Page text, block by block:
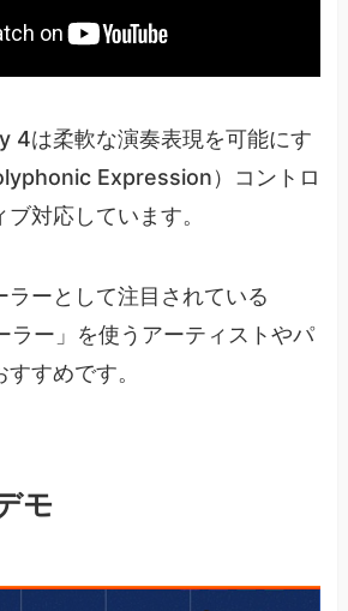
は柔軟な演奏表現を可能にす
Expression）コントロ
対応しています。
ラーとして注目されている
ラー」を使うアーティストやパ
すめです。
モ